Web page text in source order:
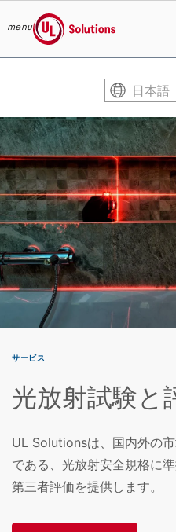
menu
UL Solutions
日本語
サービス
光放射試験と
UL Solutionsは、国内外の
である、光放射安全規格に
第三者評価を提供します。